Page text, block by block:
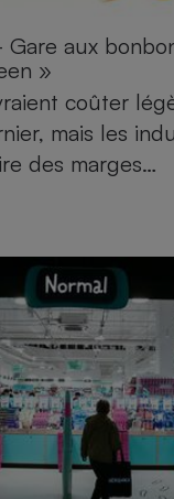
Gare aux
»
coûter
mais les
des marges…